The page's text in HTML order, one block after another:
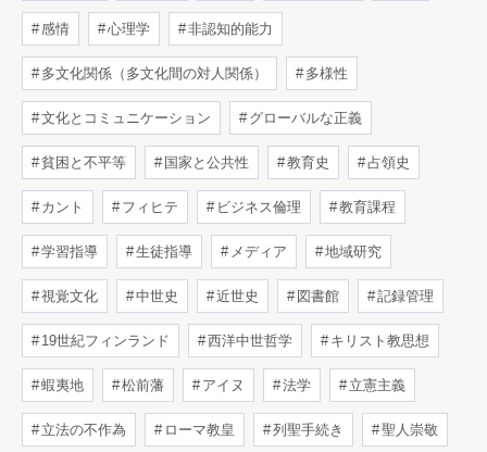
感情 心理学 非認知的能力
多文化関係（多文化間の対人関係） 多様性
文化とコミュニケーション グローバルな正義
貧困と不平等 国家と公共性 教育史 占領史
カント フィヒテ ビジネス倫理 教育課程
学習指導 生徒指導 メディア 地域研究
視覚文化 中世史 近世史 図書館 記録管理
19世紀フィンランド 西洋中世哲学 キリスト教思想
蝦夷地 松前藩 アイヌ 法学 立憲主義
立法の不作為 ローマ教皇 列聖手続き 聖人崇敬